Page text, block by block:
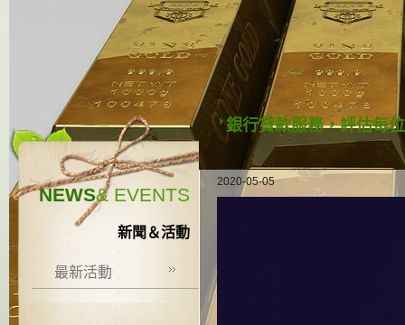
NEWS& EVENTS
新聞＆活動
最新活動
銀行貸款服務，評估每
2020-05-05